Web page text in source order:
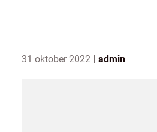
31 oktober 2022 admin